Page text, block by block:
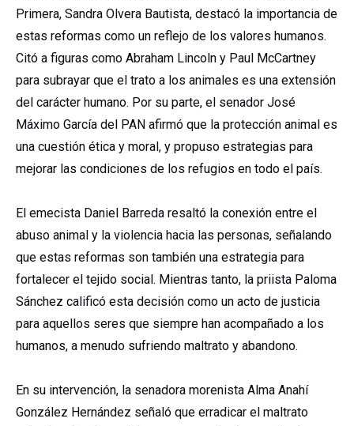
Primera, Sandra Olvera Bautista, destacó la importancia de
estas reformas como un reflejo de los valores humanos.
Citó a figuras como Abraham Lincoln y Paul McCartney
para subrayar que el trato a los animales es una extensión
del carácter humano. Por su parte, el senador José
Máximo García del PAN afirmó que la protección animal es
una cuestión ética y moral, y propuso estrategias para
mejorar las condiciones de los refugios en todo el país.
El emecista Daniel Barreda resaltó la conexión entre el
abuso animal y la violencia hacia las personas, señalando
que estas reformas son también una estrategia para
fortalecer el tejido social. Mientras tanto, la priista Paloma
Sánchez calificó esta decisión como un acto de justicia
para aquellos seres que siempre han acompañado a los
humanos, a menudo sufriendo maltrato y abandono.
En su intervención, la senadora morenista Alma Anahí
González Hernández señaló que erradicar el maltrato